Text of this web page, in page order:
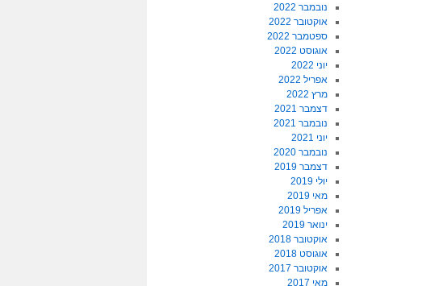
נובמבר 2022
אוקטובר 2022
ספטמבר 2022
אוגוסט 2022
יוני 2022
אפריל 2022
מרץ 2022
דצמבר 2021
נובמבר 2021
יוני 2021
נובמבר 2020
דצמבר 2019
יולי 2019
מאי 2019
אפריל 2019
ינואר 2019
אוקטובר 2018
אוגוסט 2018
אוקטובר 2017
מאי 2017